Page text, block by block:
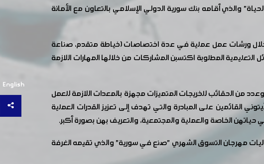
English
والذي أقامه بنك سورية الدولي الإسلامي بالتعاون مع الأمانة
وتمكينها مهنياً من خلال ورشات عمل عملية في عدة اختصاصات (خياطة متقدم، صناعة
مدار 45 يوم في قاعات مجهزة بجميع الوسائل التعليمية المطلوبة اكتسبن المشاركات من خلالها المهارات اللازمة
من الحقائب للخريجات المتميزات مجهزة بالمعدات اللازمة للعمل
على المبادرة والتي تهدف إلى تعزيز القدرات العملية
حياتهن الخاصة والعملية والمجتمعية، والتعريف بهن بصورة أكبر.
مهرجان التسوق الشهري "صنع في سورية" والذي تقيمه الغرفة